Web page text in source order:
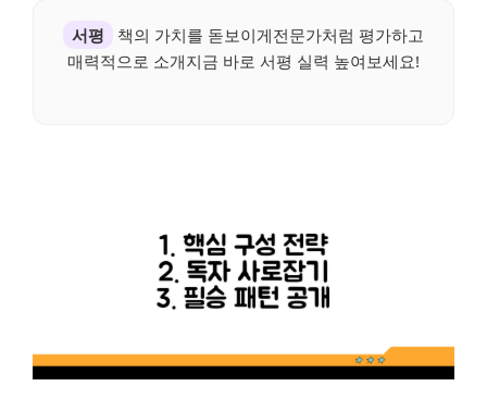
서평
책의 가치를 돋보이게전문가처럼 평가하고
매력적으로 소개지금 바로 서평 실력 높여보세요!